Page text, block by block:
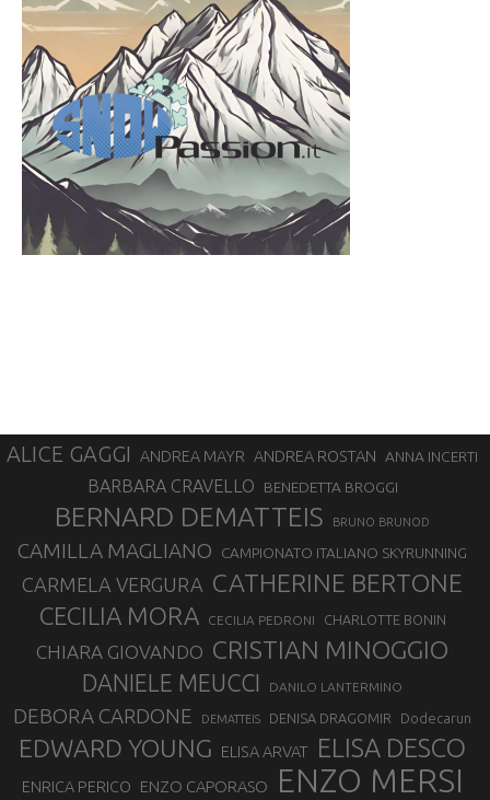
ALICE GAGGI ANDREA MAYR ANDREA ROSTAN ANNA INCERTI
BARBARA CRAVELLO BENEDETTA BROGGI
BERNARD DEMATTEIS BRUNO BRUNOD
CAMILLA MAGLIANO CAMPIONATO ITALIANO SKYRUNNING
CARMELA VERGURA CATHERINE BERTONE
CECILIA MORA CECILIA PEDRONI CHARLOTTE BONIN
CHIARA GIOVANDO CRISTIAN MINOGGIO
DANIELE MEUCCI DANILO LANTERMINO
DEBORA CARDONE DEMATTEIS DENISA DRAGOMIR Dodecarun
EDWARD YOUNG ELISA ARVAT ELISA DESCO
ENRICA PERICO ENZO CAPORASO ENZO MERSI